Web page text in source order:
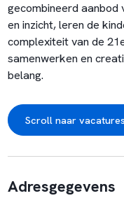
gecombineerd aanbod
en inzicht, leren de
complexiteit van de
samenwerken en
belang.
Scroll naar vacatures
Adresgegevens